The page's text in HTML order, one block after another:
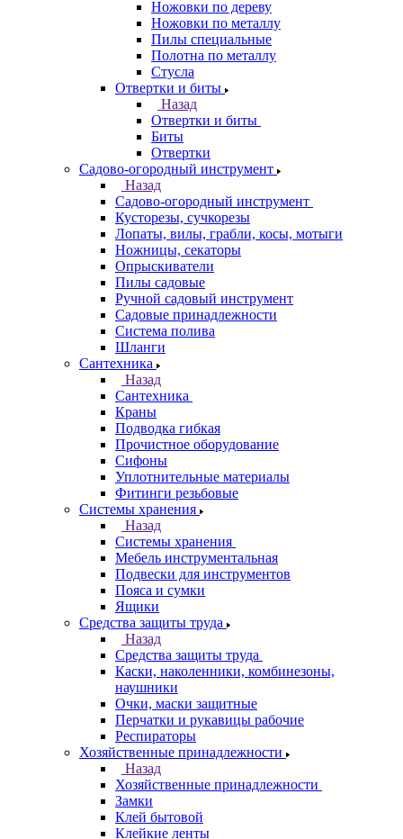
Ножовки по дереву
Ножовки по металлу
Пилы специальные
Полотна по металлу
Стусла
Отвертки и биты
Назад
Отвертки и биты
Биты
Отвертки
Садово-огородный инструмент
Назад
Садово-огородный инструмент
Кусторезы, сучкорезы
Лопаты, вилы, грабли, косы, мотыги
Ножницы, секаторы
Опрыскиватели
Пилы садовые
Ручной садовый инструмент
Садовые принадлежности
Система полива
Шланги
Сантехника
Назад
Сантехника
Краны
Подводка гибкая
Прочистное оборудование
Сифоны
Уплотнительные материалы
Фитинги резьбовые
Системы хранения
Назад
Системы хранения
Мебель инструментальная
Подвески для инструментов
Пояса и сумки
Ящики
Средства защиты труда
Назад
Средства защиты труда
Каски, наколенники, комбинезоны,
наушники
Очки, маски защитные
Перчатки и рукавицы рабочие
Респираторы
Хозяйственные принадлежности
Назад
Хозяйственные принадлежности
Замки
Клей бытовой
Клейкие ленты